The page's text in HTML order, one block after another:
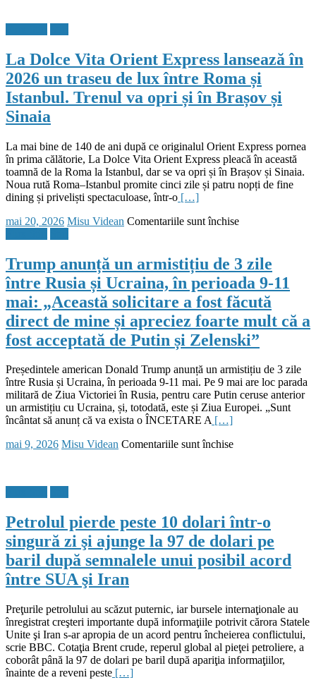
între
SUA
și
Iran:
Ministrul
Interne
a
sosit
la
un
Liderului
Suprem
Mojtaba
Khamenei,
cu
care
Trump
a
că
ar
fi
dispus
acord
La Dolce Vita Orient Express lansează în
2026 un traseu de lux între Roma și
Istanbul. Trenul va opri și în Brașov și
Sinaia
La mai bine de 140 de ani după ce originalul Orient Express pornea
în prima călătorie, La Dolce Vita Orient Express pleacă în această
toamnă de la Roma la Istanbul, dar se va opri și în Brașov și Sinaia.
Noua rută Roma–Istanbul promite cinci zile și patru nopți de fine
dining și priveliști spectaculoase, într-o […]
Posted
mai 20, 2026 Author
Misu Videan Comentariile sunt închisepentru
Vita
Orient
Express
lansează
în
2026
un
traseu
lux
între
Roma
și
Sinaia
Trump anunță un armistițiu de 3 zile
între Rusia și Ucraina, în perioada 9-11
mai: „Această solicitare a fost făcută
direct de mine și apreciez foarte mult că a
fost acceptată de Putin și Zelenski”
Președintele american Donald Trump anunță un armistițiu de 3 zile
între Rusia și Ucraina, în perioada 9-11 mai. Pe 9 mai are loc parada
militară de Ziua Victoriei în Rusia, pentru care Putin ceruse anterior
un armistițiu cu Ucraina, și, totodată, este și Ziua Europei. „Sunt
încântat să anunț că va exista o ÎNCETARE A[…]
Posted
mai 9, 2026 Author
Misu Videan Comentariile sunt închisepentru
3
zile
între
Rusia
și
perioada
9-
11
mai:
„Această
Petrolul pierde peste 10 dolari într-o
singură zi şi ajunge la 97 de dolari pe
baril după semnalele unui posibil acord
între SUA şi Iran
Preţurile petrolului au scăzut puternic, iar bursele internaţionale au
înregistrat creşteri importante după informaţiile potrivit cărora Statele
Unite şi Iran s-ar apropia de un acord pentru încheierea conflictului,
scrie BBC. Cotaţia Brent crude, reperul global al pieţei petroliere, a
coborât până la 97 de dolari pe baril după apariţia informaţiilor,
înainte de a reveni peste […]